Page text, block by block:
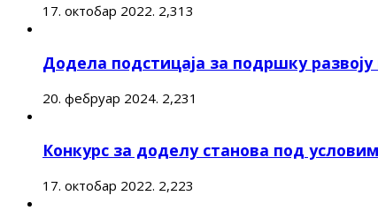
17. октобар 2022. 2,313
Додела подстицаја за подршку
20. фебруар 2024. 2,231
Конкурс за доделу станова под
17. октобар 2022. 2,223